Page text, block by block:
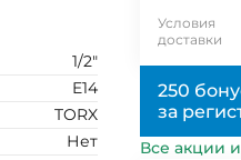
1/2"
E14
TORX
Нет
Условия
доставки
250
за
Все акции